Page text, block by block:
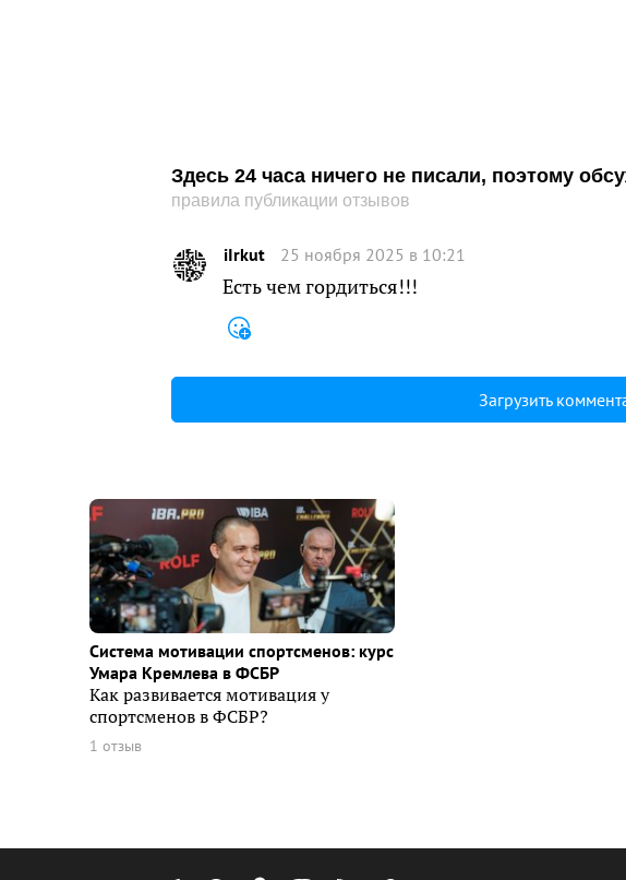
Здесь 24 часа ничего не писали, поэтому
правила публикации отзывов
iIrkut 25 ноября 2025 в 10:21
Есть чем гордиться!!!
Загрузить
Система мотивации спортсменов: курс
Умара Кремлева в ФСБР
Как развивается мотивация у
спортсменов в ФСБР?
1 отзыв